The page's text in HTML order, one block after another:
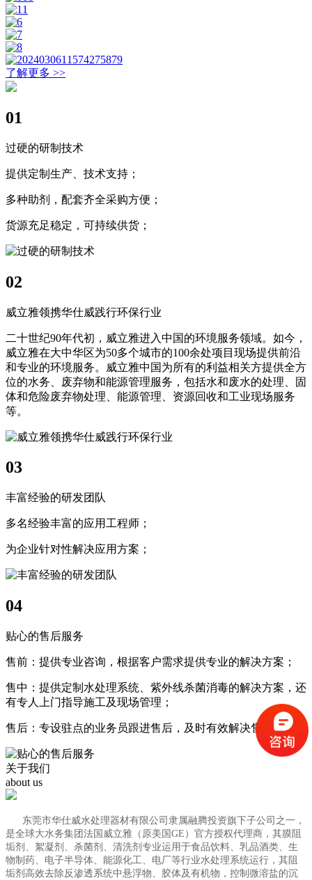
了解更多 >>
01
过硬的研制技术
提供定制生产、技术支持；
多种助剂，配套齐全采购方便；
货源充足稳定，可持续供货；
02
威立雅领携华仕威践行环保行业
二十世纪90年代初，威立雅进入中国的环境服务领域。如今，
威立雅在大中华区为50多个城市的100余处项目现场提供前沿
和专业的环境服务。威立雅中国为所有的利益相关方提供全方
位的水务、废弃物和能源管理服务，包括水和废水的处理、固
体和危险废弃物处理、能源管理、资源回收和工业现场服务
等。
03
丰富经验的研发团队
多名经验丰富的应用工程师；
为企业针对性解决应用方案；
04
贴心的售后服务
售前：提供专业咨询，根据客户需求提供专业的解决方案；
售中：提供定制水处理系统、紫外线杀菌消毒的解决方案，还
有专人上门指导施工及现场管理；
售后：专设驻点的业务员跟进售后，及时有效解决售后问题；
关于我们
about us
东莞市华仕威水处理器材有限公司隶属融腾投资旗下子公司之一，
是全球大水务集团法国威立雅（原美国GE）官方授权代理商，其膜阻
垢剂、絮凝剂、杀菌剂、清洗剂专业运用于食品饮料、乳品酒类、生
物制药、电子半导体、能源化工、电厂等行业水处理系统运行，其阻
垢剂高效去除反渗透系统中悬浮物、胶体及有机物，控制微溶盐的沉